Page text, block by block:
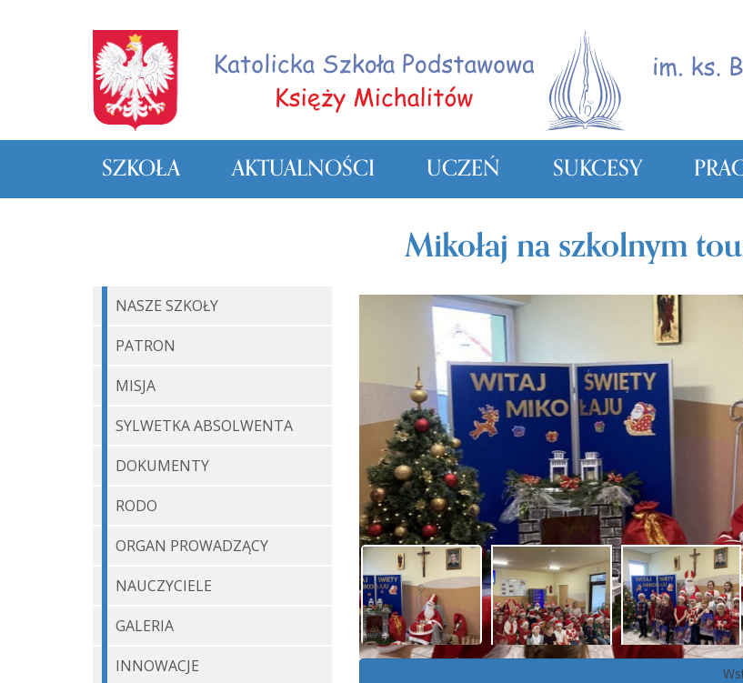
SZKOŁA AKTUALNOŚCI UCZEŃ SUKCESY
NASZE SZKOŁY
PATRON
MISJA
SYLWETKA ABSOLWENTA
DOKUMENTY
RODO
ORGAN PROWADZĄCY
NAUCZYCIELE
GALERIA
INNOWACJE
Mikołaj na szkolnym